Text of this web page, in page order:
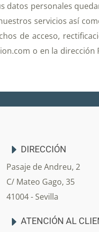
datos personales
servicios así
de acceso,
o en la dirección
DIRECCIÓN
Pasaje de Andreu, 2
C/ Mateo Gago, 35
41004 - Sevilla
ATENCIÓN AL